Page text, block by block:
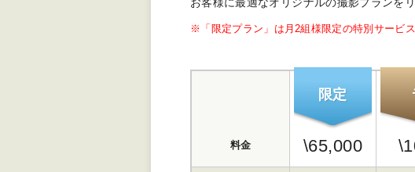
※「限定プラン」は月2組様限定の特別サービス
限定
料金 \65,000 \